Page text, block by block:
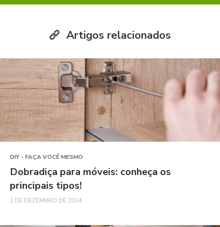
Artigos relacionados
DIY - FAÇA VOCÊ MESMO
Dobradiça para móveis: conheça os
principais tipos!
2 DE DEZEMBRO DE 2024